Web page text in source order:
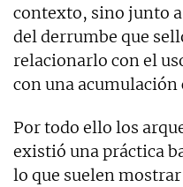
contexto, sino junto
del derrumbe que
relacionarlo con el
con una acumulación
Por todo ello los
existió una práctica
lo que suelen